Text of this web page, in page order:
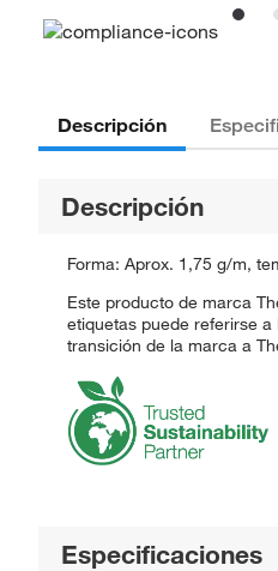
Descripción
Descripción
Forma: Aprox. 1,75 g/m,
Este producto de marca
etiquetas puede referirse
transición de la marca a
Especificaciones